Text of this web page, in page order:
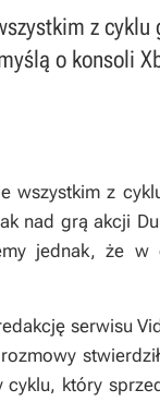
z
o konsoli
wszystkim z
nad grą akcji
jednak, że
serwisu
cyklu, który